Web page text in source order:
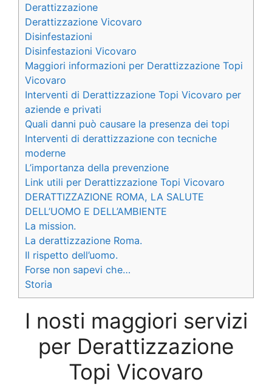
Derattizzazione
Derattizzazione Vicovaro
Disinfestazioni
Disinfestazioni Vicovaro
Maggiori informazioni per Derattizzazione Topi
Vicovaro
Interventi di Derattizzazione Topi Vicovaro per
aziende e privati
Quali danni può causare la presenza dei topi
Interventi di derattizzazione con tecniche
moderne
L’importanza della prevenzione
Link utili per Derattizzazione Topi Vicovaro
DERATTIZZAZIONE ROMA, LA SALUTE
DELL’UOMO E DELL’AMBIENTE
La mission.
La derattizzazione Roma.
Il rispetto dell’uomo.
Forse non sapevi che…
Storia
I nosti maggiori servizi
per Derattizzazione
Topi Vicovaro